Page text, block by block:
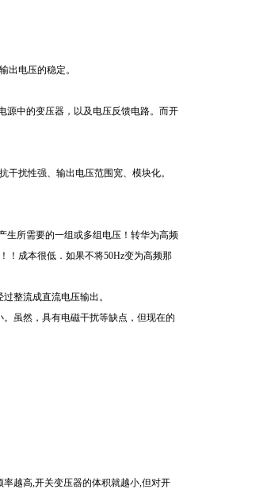
出电压的稳定。
源中的变压器，以及电压反馈电路。而开
干扰性强、输出电压范围宽、模块化。
生所需要的一组或多组电压！转华为高频
！成本很低．如果不将50Hz变为高频那
整流成直流电压输出。
虽然，具有电磁干扰等缺点，但现在的
越高,开关变压器的体积就越小,但对开